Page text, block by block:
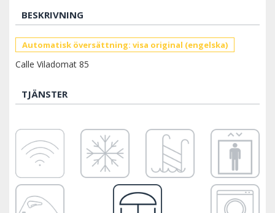
BESKRIVNING
Automatisk översättning: visa original (engelska)
Calle Viladomat 85
TJÄNSTER